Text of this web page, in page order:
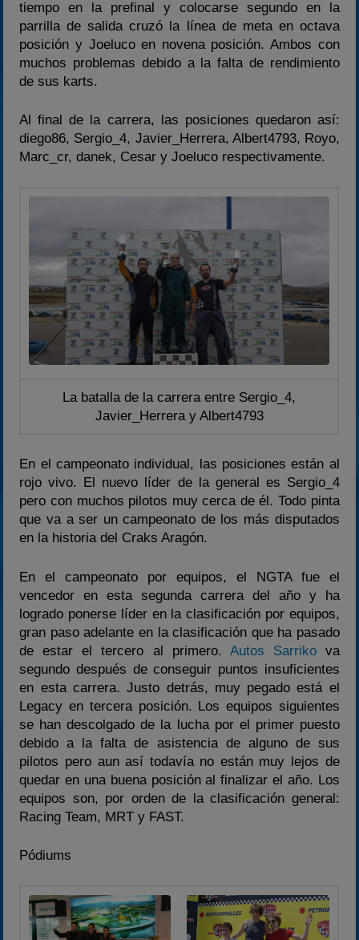
tiempo en la prefinal y colocarse segundo en la
parrilla de salida cruzó la línea de meta en octava
posición y Joeluco en novena posición. Ambos con
muchos problemas debido a la falta de rendimiento
de sus karts.
Al final de la carrera, las posiciones quedaron así:
diego86, Sergio_4, Javier_Herrera, Albert4793, Royo,
Marc_cr, danek, Cesar y Joeluco respectivamente.
La batalla de la carrera entre Sergio_4,
Javier_Herrera y Albert4793
En el campeonato individual, las posiciones están al
rojo vivo. El nuevo líder de la general es Sergio_4
pero con muchos pilotos muy cerca de él. Todo pinta
que va a ser un campeonato de los más disputados
en la historia del Craks Aragón.
En el campeonato por equipos, el NGTA fue el
vencedor en esta segunda carrera del año y ha
logrado ponerse líder en la clasificación por equipos,
gran paso adelante en la clasificación que ha pasado
de estar el tercero al primero. Autos Sarriko va
segundo después de conseguir puntos insuficientes
en esta carrera. Justo detrás, muy pegado está el
Legacy en tercera posición. Los equipos siguientes
se han descolgado de la lucha por el primer puesto
debido a la falta de asistencia de alguno de sus
pilotos pero aun así todavía no están muy lejos de
quedar en una buena posición al finalizar el año. Los
equipos son, por orden de la clasificación general:
Racing Team, MRT y FAST.
Pódiums